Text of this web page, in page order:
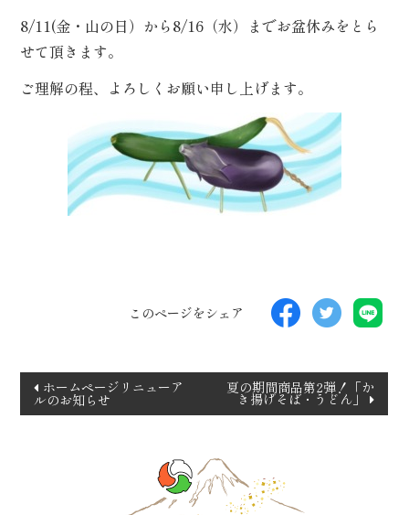
途
で
選
8/11(金・山の日）から8/16（水）までお盆休みをとら
せて頂きます。
ご理解の程、よろしくお願い申し上げます。
このページをシェア
投
稿
ホームページリニューア
ルのお知らせ
夏の期間商品第2弾！「か
き揚げそば・うどん」